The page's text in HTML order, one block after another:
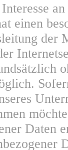
an
einen
der
Daten